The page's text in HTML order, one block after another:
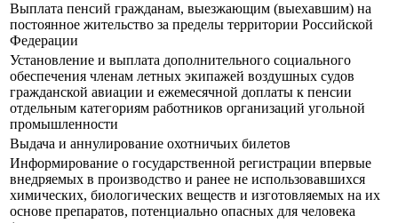
Выплата пенсий гражданам, выезжающим (выехавшим) на
постоянное жительство за пределы территории Российской
Федерации
Установление и выплата дополнительного социального
обеспечения членам летных экипажей воздушных судов
гражданской авиации и ежемесячной доплаты к пенсии
отдельным категориям работников организаций угольной
промышленности
Выдача и аннулирование охотничьих билетов
Информирование о государственной регистрации впервые
внедряемых в производство и ранее не использовавшихся
химических, биологических веществ и изготовляемых на их
основе препаратов, потенциально опасных для человека